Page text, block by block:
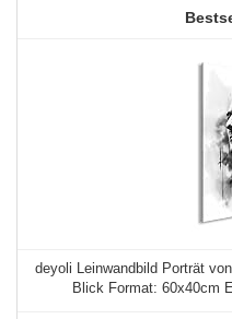
deyoli Leinwandbild Porträt
Blick Format: 60x40cm